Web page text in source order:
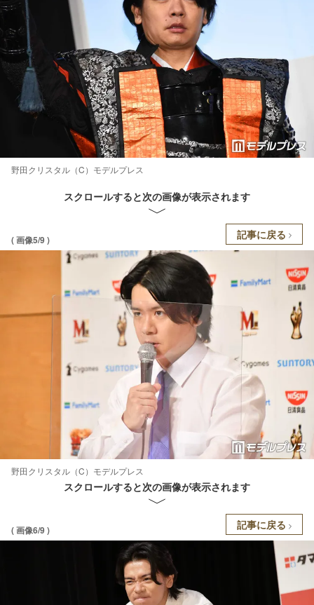
野田クリスタル（C）モデルプレス
スクロールすると次の画像が表示されます
( 画像5/9 ) 記事に戻る
野田クリスタル（C）モデルプレス
スクロールすると次の画像が表示されます
( 画像6/9 ) 記事に戻る